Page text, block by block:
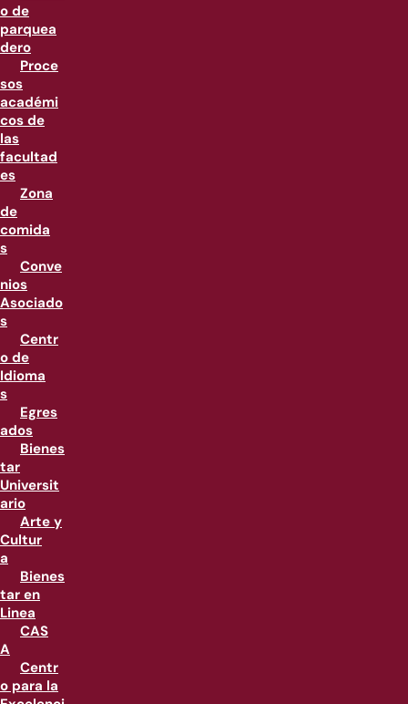
o de
parquea
dero
Proce
sos
académi
cos de
las
facultad
es
Zona
de
comida
s
Conve
nios
Asociado
s
Centr
o de
Idioma
s
Egres
ados
Bienes
tar
Universit
ario
Arte y
Cultur
a
Bienes
tar en
Linea
CAS
A
Centr
o para la